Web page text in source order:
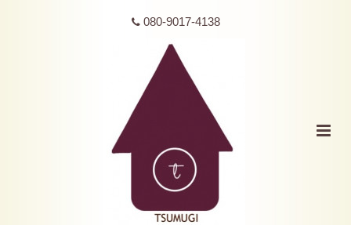
080-9017-4138